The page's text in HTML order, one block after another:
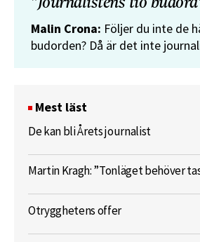
”Journalistens tio
Malin Crona: Följer du inte de
budorden? Då är det inte
Mest läst
De kan bli Årets journalist
Martin Kragh: ”Tonläget behöver
Otrygghetens offer